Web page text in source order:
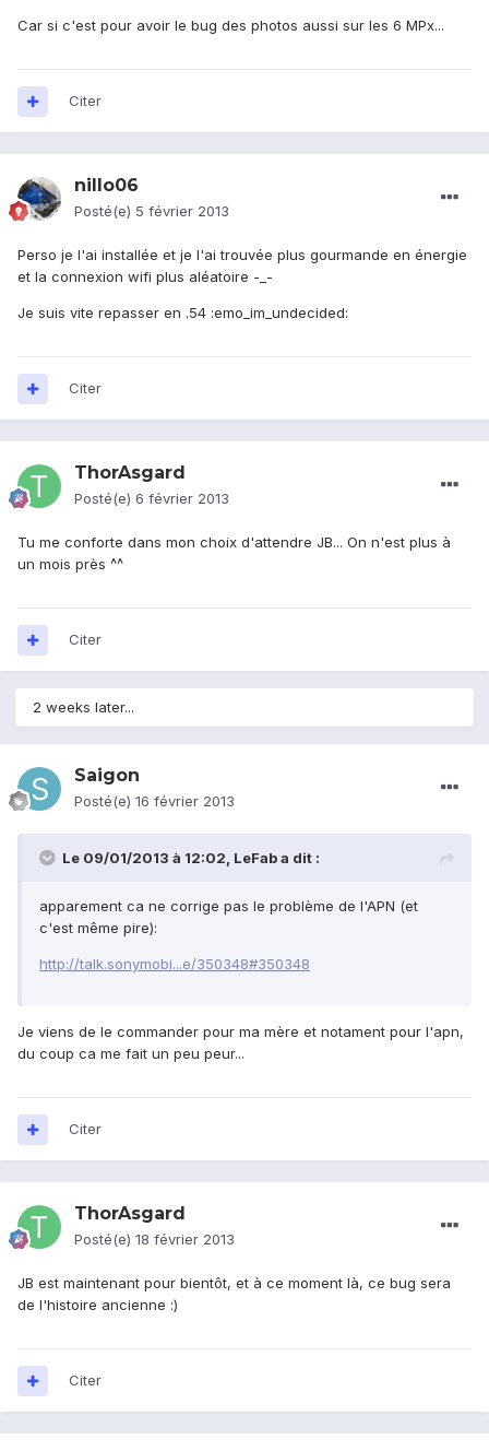
Car si c'est pour avoir le bug des photos aussi sur les 6 MPx...
Citer
nillo06
Posté(e) 5 février 2013
Perso je l'ai installée et je l'ai trouvée plus gourmande en énergie
et la connexion wifi plus aléatoire -_-
Je suis vite repasser en .54 :emo_im_undecided:
Citer
ThorAsgard
Posté(e) 6 février 2013
Tu me conforte dans mon choix d'attendre JB... On n'est plus à
un mois près ^^
Citer
2 weeks later...
Saigon
Posté(e) 16 février 2013
Le 09/01/2013 à 12:02, LeFab a dit :
apparement ca ne corrige pas le problème de l'APN (et
c'est même pire):
http://talk.sonymobi...e/350348#350348
Je viens de le commander pour ma mère et notament pour l'apn,
du coup ca me fait un peu peur...
Citer
ThorAsgard
Posté(e) 18 février 2013
JB est maintenant pour bientôt, et à ce moment là, ce bug sera
de l'histoire ancienne :)
Citer